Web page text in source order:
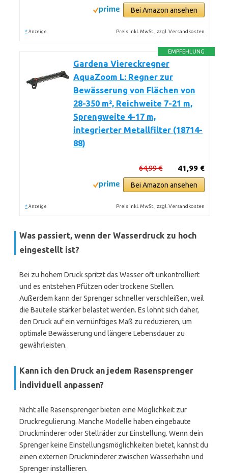
Bei Amazon ansehen
* Anzeige Preis inkl. MwSt., zzgl. Versandkosten
EMPFEHLUNG
Gardena Viereckregner
AquaZoom L: Regner zur
Bewässerung von Flächen von
28-350 m², Reichweite 7-21 m,
Sprengweite 4-17 m,
integrierter Metallfilter (18714-
88)
41,99 €
64,99 €
Bei Amazon ansehen
* Anzeige Preis inkl. MwSt., zzgl. Versandkosten
Was passiert, wenn der Wasserdruck zu hoch
eingestellt ist?
Bei zu hohem Druck spritzt das Wasser oft unkontrolliert
und es entstehen Pfützen oder trockene Stellen.
Außerdem kann der Sprenger schneller verschleißen, weil
die Bauteile stärker belastet werden. Es lohnt sich daher,
den Druck auf ein vernünftiges Maß zu reduzieren, um
optimale Bewässerung und längere Lebensdauer zu
gewährleisten.
Kann ich den Druck an jedem Rasensprenger
individuell anpassen?
Nicht alle Rasensprenger bieten eine Möglichkeit zur
Druckregulierung. Manche Modelle haben eingebaute
Druckminderer oder Stellräder zur Einstellung. Wenn dein
Sprenger keine Einstellungsmöglichkeiten bietet, kannst du
einen externen Druckminderer zwischen Wasserhahn und
Sprenger installieren.